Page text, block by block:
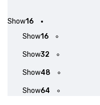
Show16
Show16
Show32
Show48
Show64